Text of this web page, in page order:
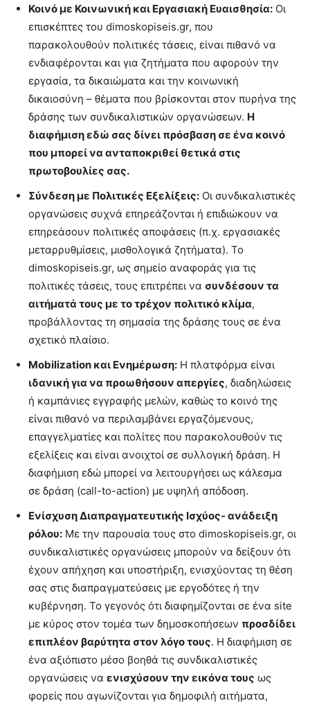
Κοινό με Κοινωνική και Εργασιακή Ευαισθησία: Οι
επισκέπτες του dimoskopiseis.gr, που
παρακολουθούν πολιτικές τάσεις, είναι πιθανό να
ενδιαφέρονται και για ζητήματα που αφορούν την
εργασία, τα δικαιώματα και την κοινωνική
δικαιοσύνη – θέματα που βρίσκονται στον πυρήνα της
δράσης των συνδικαλιστικών οργανώσεων. Η
διαφήμιση εδώ σας δίνει πρόσβαση σε ένα κοινό
που μπορεί να ανταποκριθεί θετικά στις
πρωτοβουλίες σας.
Σύνδεση με Πολιτικές Εξελίξεις: Οι συνδικαλιστικές
οργανώσεις συχνά επηρεάζονται ή επιδιώκουν να
επηρεάσουν πολιτικές αποφάσεις (π.χ. εργασιακές
μεταρρυθμίσεις, μισθολογικά ζητήματα). Το
dimoskopiseis.gr, ως σημείο αναφοράς για τις
πολιτικές τάσεις, τους επιτρέπει να συνδέσουν τα
αιτήματά τους με το τρέχον πολιτικό κλίμα,
προβάλλοντας τη σημασία της δράσης τους σε ένα
σχετικό πλαίσιο.
Μobilization και Ενημέρωση: Η πλατφόρμα είναι
ιδανική για να προωθήσουν απεργίες, διαδηλώσεις
ή καμπάνιες εγγραφής μελών, καθώς το κοινό της
είναι πιθανό να περιλαμβάνει εργαζόμενους,
επαγγελματίες και πολίτες που παρακολουθούν τις
εξελίξεις και είναι ανοιχτοί σε συλλογική δράση. Η
διαφήμιση εδώ μπορεί να λειτουργήσει ως κάλεσμα
σε δράση (call-to-action) με υψηλή απόδοση.
Ενίσχυση Διαπραγματευτικής Ισχύος- ανάδειξη
ρόλου: Με την παρουσία τους στο dimoskopiseis.gr, οι
συνδικαλιστικές οργανώσεις μπορούν να δείξουν ότι
έχουν απήχηση και υποστήριξη, ενισχύοντας τη θέση
σας στις διαπραγματεύσεις με εργοδότες ή την
κυβέρνηση. Το γεγονός ότι διαφημίζονται σε ένα site
με κύρος στον τομέα των δημοσκοπήσεων προσδίδει
επιπλέον βαρύτητα στον λόγο τους. Η διαφήμιση σε
ένα αξιόπιστο μέσο βοηθά τις συνδικαλιστικές
οργανώσεις να ενισχύσουν την εικόνα τους ως
φορείς που αγωνίζονται για δημοφιλή αιτήματα,